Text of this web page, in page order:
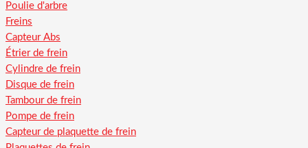
Poulie d'arbre
Freins
Capteur Abs
Étrier de frein
Cylindre de frein
Disque de frein
Tambour de frein
Pompe de frein
Capteur de plaquette de frein